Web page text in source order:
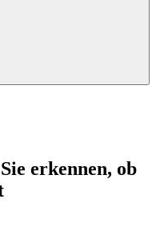
erkennen, ob